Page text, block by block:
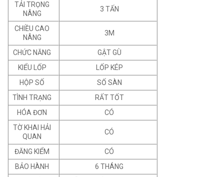
TẢI TRỌNG
NÂNG
3 TẤN
CHIỀU CAO
NÂNG
3M
CHỨC NĂNG
GẬT GÙ
KIỂU LỐP
LỐP KÉP
HỘP SỐ
SỐ SÀN
TÌNH TRẠNG
RẤT TỐT
HÓA ĐƠN
CÓ
TỜ KHAI HẢI
QUAN
CÓ
ĐĂNG KIỂM
CÓ
BẢO HÀNH
6 THÁNG